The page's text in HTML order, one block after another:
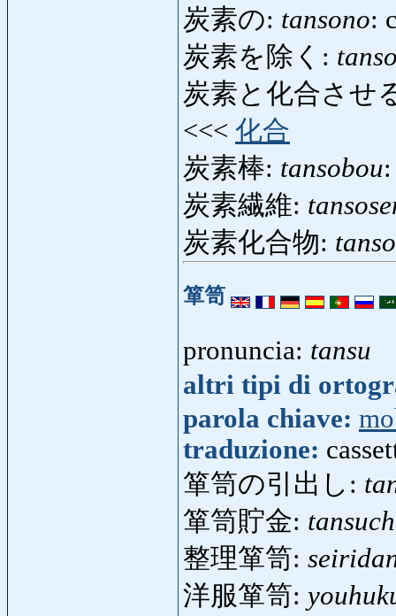
炭素の: tansono:
炭素を除く:
炭素と化合させ
<<< 化合
炭素棒: tansobou
炭素繊維:
炭素化合物:
箪笥
pronuncia: tansu
altri tipi di
parola chiave:
traduzione:
箪笥の引出し:
箪笥貯金:
整理箪笥:
洋服箪笥: